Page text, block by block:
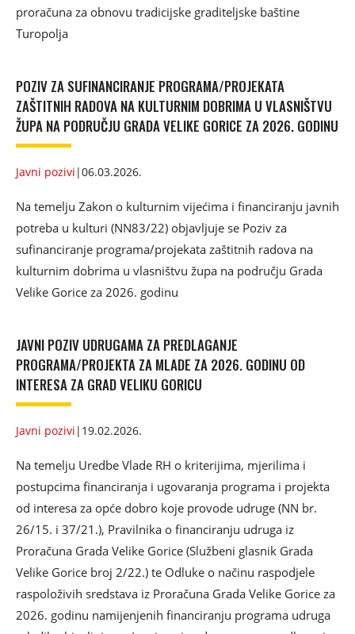
proračuna za obnovu tradicijske graditeljske baštine
Turopolja
POZIV ZA SUFINANCIRANJE PROGRAMA/PROJEKATA
ZAŠTITNIH RADOVA NA KULTURNIM DOBRIMA U VLASNIŠTVU
ŽUPA NA PODRUČJU GRADA VELIKE GORICE ZA 2026. GODINU
Javni pozivi |06.03.2026.
Na temelju Zakon o kulturnim vijećima i financiranju javnih
potreba u kulturi (NN83/22) objavljuje se Poziv za
sufinanciranje programa/projekata zaštitnih radova na
kulturnim dobrima u vlasništvu župa na području Grada
Velike Gorice za 2026. godinu
JAVNI POZIV UDRUGAMA ZA PREDLAGANJE
PROGRAMA/PROJEKTA ZA MLADE ZA 2026. GODINU OD
INTERESA ZA GRAD VELIKU GORICU
Javni pozivi | 19.02.2026.
Na temelju Uredbe Vlade RH o kriterijima, mjerilima i
postupcima financiranja i ugovaranja programa i projekta
od interesa za opće dobro koje provode udruge (NN br.
26/15. i 37/21.), Pravilnika o financiranju udruga iz
Proračuna Grada Velike Gorice (Službeni glasnik Grada
Velike Gorice broj 2/22.) te Odluke o načinu raspodjele
raspoloživih sredstava iz Proračuna Grada Velike Gorice za
2026. godinu namijenjenih financiranju programa udruga